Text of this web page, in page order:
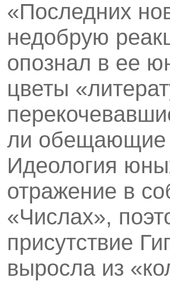
«Последних
недобрую
опознал в ее
цветы
ли обещающие
Идеология
отражение в
«Числах»,
присутствие
выросла из